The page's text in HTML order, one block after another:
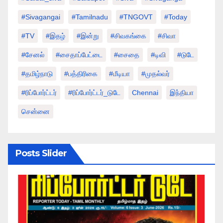
#sivagangai #tamilnadu #TNGOVT #today
#TV #இதழ் #இன்று #சிவகங்கை #சிவா
#சேனல் #சைதாப்பேட்டை #சைதை #டிவி #டுடே
#தமிழ்நாடு #பத்திரிகை #மீடியா #முதல்வர்
#ரிப்போர்ட்டர் #ரிப்போர்ட்டர்_டுடே Chennai இந்தியா
சென்னை
Posts Slider